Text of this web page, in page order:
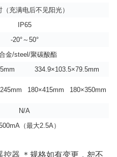
（充满电后不见阳光）
IP65
-20°～50°
金/steel/聚碳酸酯
334.9×103.5×79.5mm
180×415mm 180×350mm
N/A
（最大2.5A）
控器 ＊规格如有变更，恕不